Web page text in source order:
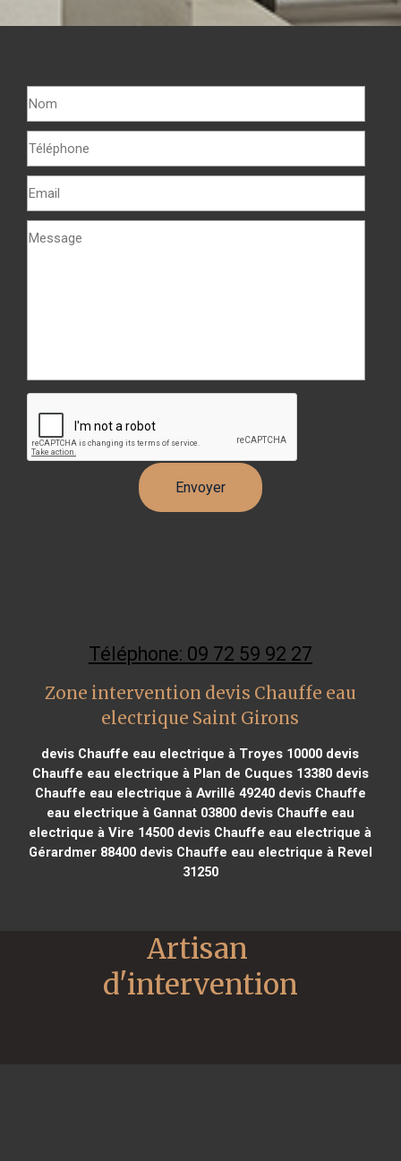
Téléphone: 09 72 59 92 27
Zone intervention devis Chauffe eau
electrique Saint Girons
devis Chauffe eau electrique à Troyes 10000 devis
Chauffe eau electrique à Plan de Cuques 13380devis
Chauffe eau electrique à Avrillé 49240devis Chauffe
eau electrique à Gannat 03800devis Chauffe eau
electrique à Vire 14500 devis Chauffe eau electrique à
Gérardmer 88400devis Chauffe eau electrique à Revel
31250
Artisan
d'intervention